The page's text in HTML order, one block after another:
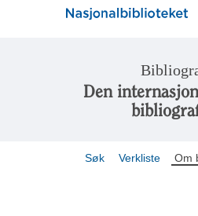
Den
Søk Verkliste Om